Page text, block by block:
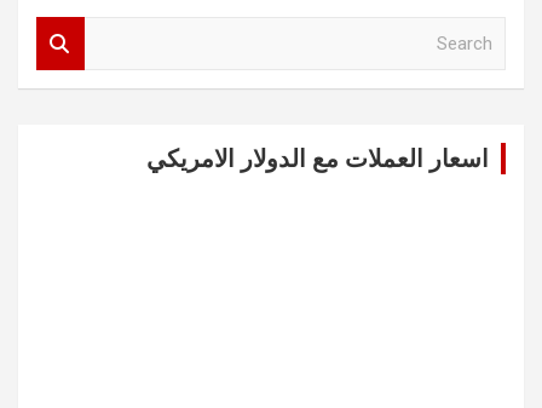
اسعار العملات مع الدولار الامريكي